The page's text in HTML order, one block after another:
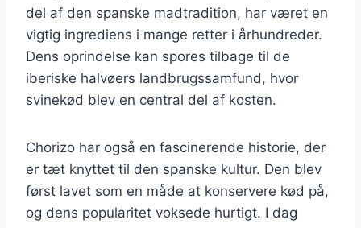
del af den spanske madtradition, har været en
vigtig ingrediens i mange retter i århundreder.
Dens oprindelse kan spores tilbage til de
iberiske halvøers landbrugssamfund, hvor
svinekød blev en central del af kosten.
Chorizo har også en fascinerende historie, der
er tæt knyttet til den spanske kultur. Den blev
først lavet som en måde at konservere kød på,
og dens popularitet voksede hurtigt. I dag